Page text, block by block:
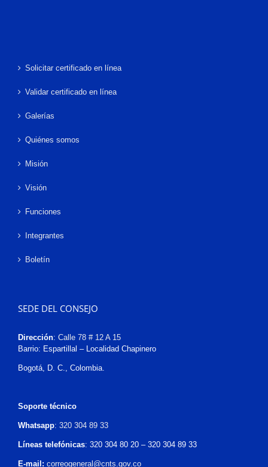
Solicitar certificado en línea
Validar certificado en línea
Galerías
Quiénes somos
Misión
Visión
Funciones
Integrantes
Boletín
SEDE DEL CONSEJO
Dirección: Calle 78 # 12 A 15
Barrio: Espartillal – Localidad Chapinero
Bogotá, D. C., Colombia.
Soporte técnico
Whatsapp: 320 304 89 33
Líneas telefónicas: 320 304 80 20 – 320 304 89 33
E-mail: correogeneral@cnts.gov.co